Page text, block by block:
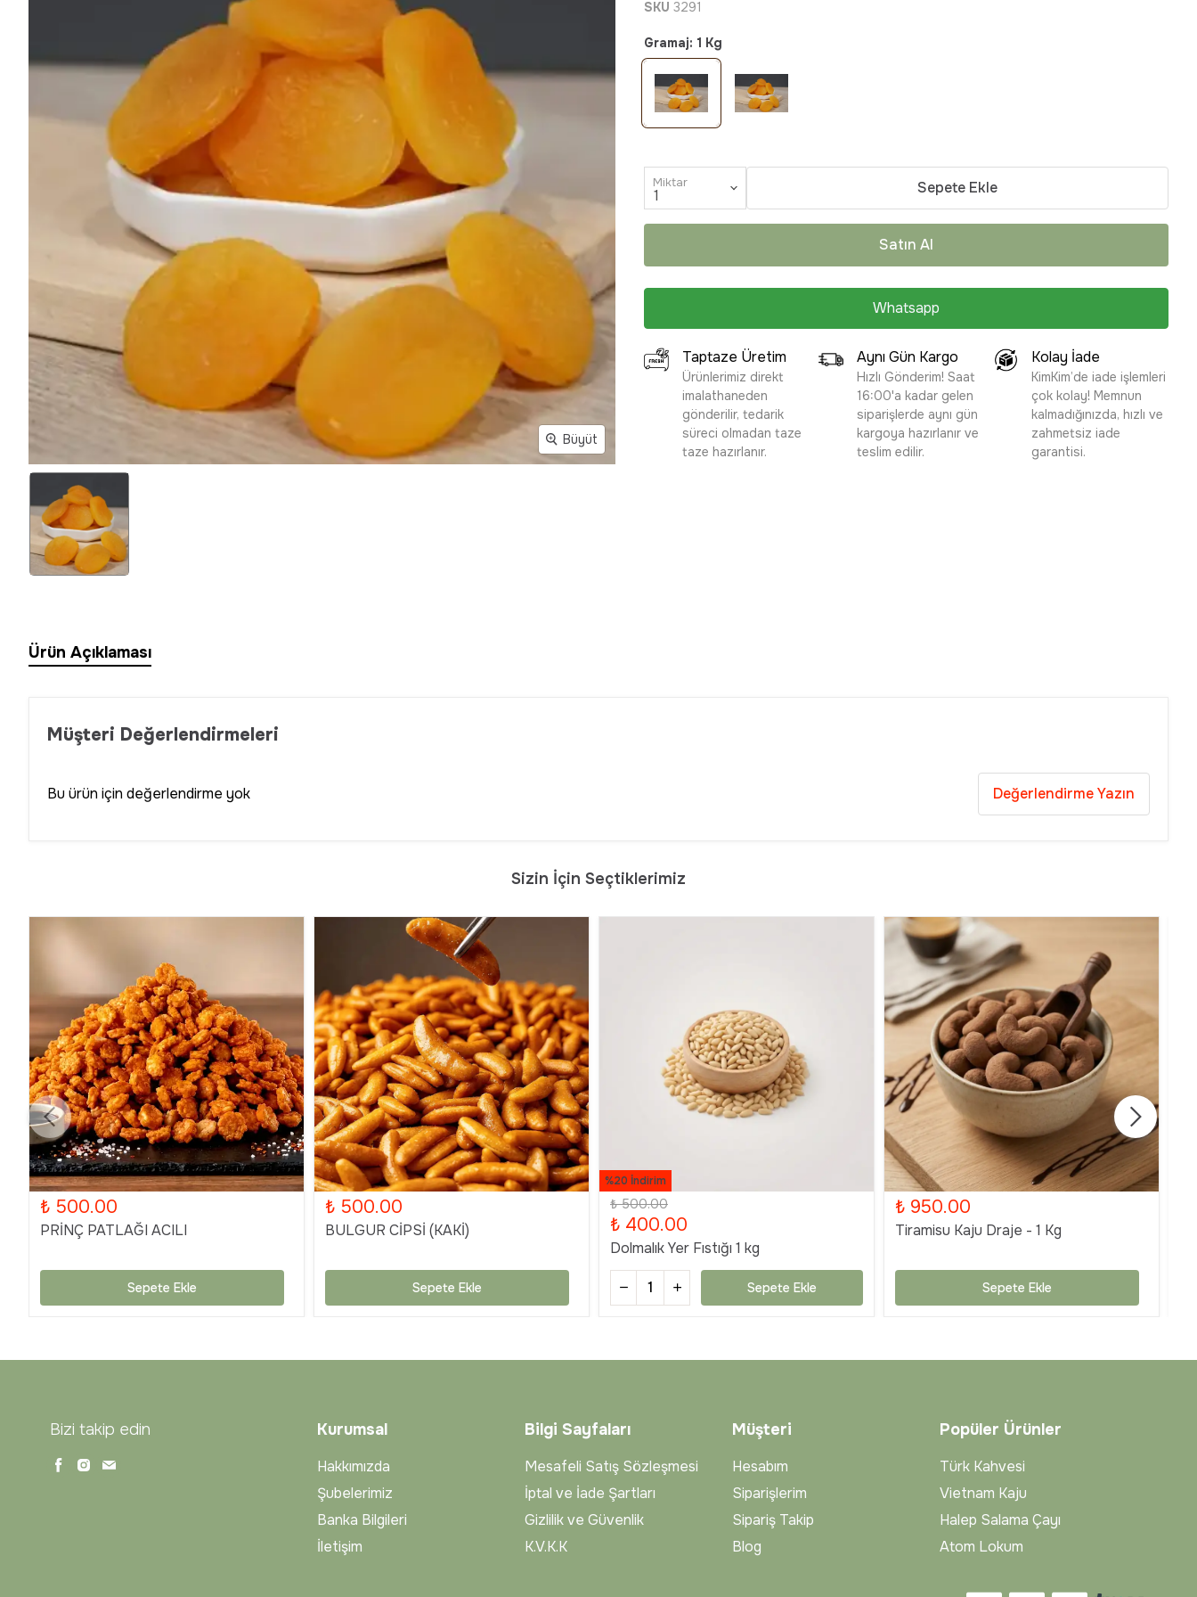
Büyüt
SKU 3291
Gramaj: 1 Kg
Miktar Sepete Ekle
Satın Al
Whatsapp
Taptaze Üretim
Ürünlerimiz direkt
imalathaneden
gönderilir, tedarik
süreci olmadan taze
taze hazırlanır.
Aynı Gün Kargo
Hızlı Gönderim! Saat
16:00'a kadar gelen
siparişlerde aynı gün
kargoya hazırlanır ve
teslim edilir.
Kolay İade
KimKim’de iade işlemleri
çok kolay! Memnun
kalmadığınızda, hızlı ve
zahmetsiz iade
garantisi.
Ürün Açıklaması
Müşteri Değerlendirmeleri
Bu ürün için değerlendirme yok Değerlendirme Yazın
Sizin İçin Seçtiklerimiz
₺ 500.00
PRİNÇ PATLAĞI ACILI
Sepete Ekle
₺ 500.00
BULGUR CİPSİ (KAKİ)
Sepete Ekle
%20 İndirim
₺ 500.00
₺ 400.00
Dolmalık Yer Fıstığı 1 kg
Sepete Ekle
₺ 950.00
Tiramisu Kaju Draje - 1 Kg
Sepete Ekle
Bizi takip edin Kurumsal
Hakkımızda
Şubelerimiz
Banka Bilgileri
İletişim
Bilgi Sayfaları
Mesafeli Satış Sözleşmesi
İptal ve İade Şartları
Gizlilik ve Güvenlik
K.V.K.K
Müşteri
Hesabım
Siparişlerim
Sipariş Takip
Blog
Popüler Ürünler
Türk Kahvesi
Vietnam Kaju
Halep Salama Çayı
Atom Lokum